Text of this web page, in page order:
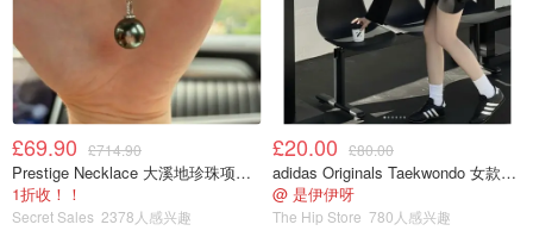
£69.90 £714.90
Prestige Necklace 大溪地珍珠项链 10-11mm
1折收！！
Secret Sales 2378人感兴趣
£20.00 £80.00
adidas Originals Taekwondo 女款黑色运动鞋
@ 是伊伊呀
The Hip Store 780人感兴趣